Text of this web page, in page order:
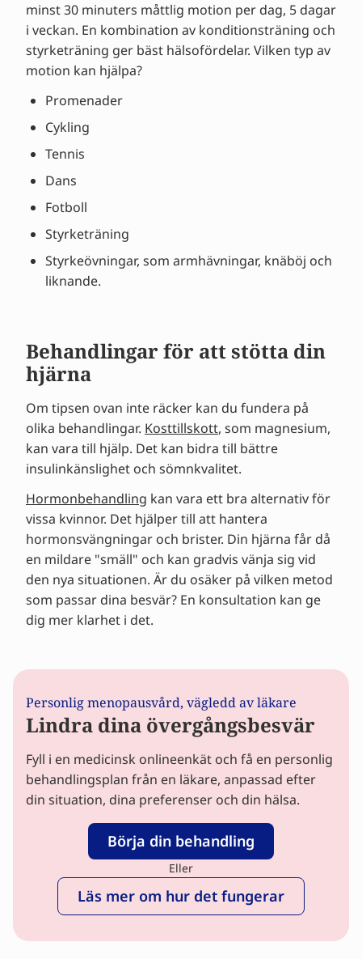
minst 30 minuters måttlig motion per dag, 5 dagar
i veckan. En kombination av konditionsträning och
styrketräning ger bäst hälsofördelar. Vilken typ av
motion kan hjälpa?
Promenader
Cykling
Tennis
Dans
Fotboll
Styrketräning
Styrkeövningar, som armhävningar, knäböj och
liknande.
Behandlingar för att stötta din
hjärna
Om tipsen ovan inte räcker kan du fundera på
olika behandlingar. Kosttillskott, som magnesium,
kan vara till hjälp. Det kan bidra till bättre
insulinkänslighet och sömnkvalitet.
Hormonbehandling kan vara ett bra alternativ för
vissa kvinnor. Det hjälper till att hantera
hormonsvängningar och brister. Din hjärna får då
en mildare "smäll" och kan gradvis vänja sig vid
den nya situationen. Är du osäker på vilken metod
som passar dina besvär? En konsultation kan ge
dig mer klarhet i det.
Personlig menopausvård, vägledd av läkare
Lindra dina övergångsbesvär
Fyll i en medicinsk onlineenkät och få en personlig
behandlingsplan från en läkare, anpassad efter
din situation, dina preferenser och din hälsa.
Börja din behandling
Eller
Läs mer om hur det fungerar